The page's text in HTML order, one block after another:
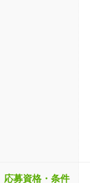
応募資格・条件